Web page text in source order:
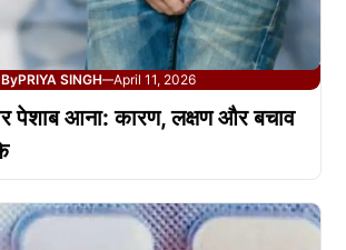
ByPRIYA SINGH—April 11, 2026
पेशाब आना: कारण, लक्षण और बचाव